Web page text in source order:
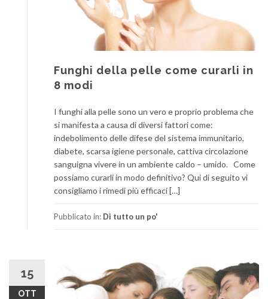
Funghi della pelle come curarli in
8 modi
I funghi alla pelle sono un vero e proprio problema che
si manifesta a causa di diversi fattori come:
indebolimento delle difese del sistema immunitario,
diabete, scarsa igiene personale, cattiva circolazione
sanguigna vivere in un ambiente caldo – umido. Come
possiamo curarli in modo definitivo? Qui di seguito vi
consigliamo i rimedi più efficaci […]
Pubblicato in: Di tutto un po'
15
OTT